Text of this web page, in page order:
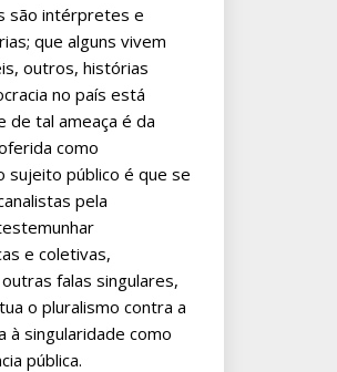
são intérpretes e
que alguns vivem
outros, histórias
no país está
de tal ameaça é da
como
sujeito público é que se
pela
e coletivas,
falas singulares,
o pluralismo contra a
à singularidade como
pública.